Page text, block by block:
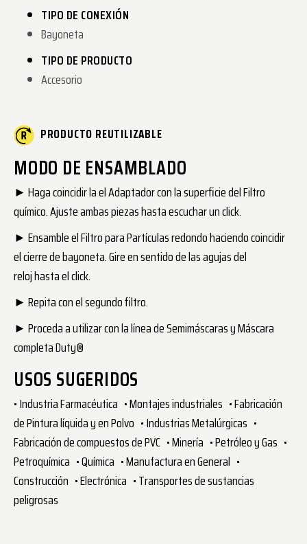
TIPO DE CONEXIÓN
Bayoneta
TIPO DE PRODUCTO
Accesorio
PRODUCTO REUTILIZABLE
MODO DE ENSAMBLADO
► Haga coincidir la el Adaptador con la superficie del Filtro
químico. Ajuste ambas piezas hasta escuchar un click.
► Ensamble el Filtro para Partículas redondo haciendo coincidir
el cierre de bayoneta. Gire en sentido de las agujas del
reloj hasta el click.
► Repita con el segundo filtro.
► Proceda a utilizar con la línea de Semimáscaras y Máscara
completa Duty®
USOS SUGERIDOS
• Industria Farmacéutica • Montajes industriales • Fabricación
de Pintura líquida y en Polvo • Industrias Metalúrgicas •
Fabricación de compuestos de PVC • Minería • Petróleo y Gas •
Petroquímica • Química • Manufactura en General •
Construcción • Electrónica • Transportes de sustancias
peligrosas